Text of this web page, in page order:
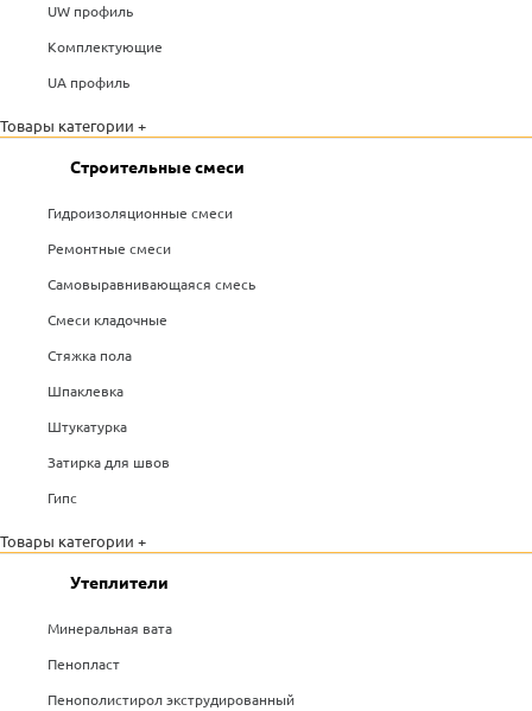
UW профиль
Комплектующие
UA профиль
Товары категории +
Строительные смеси
Гидроизоляционные смеси
Ремонтные смеси
Самовыравнивающаяся смесь
Смеси кладочные
Стяжка пола
Шпаклевка
Штукатурка
Затирка для швов
Гипс
Товары категории +
Утеплители
Минеральная вата
Пенопласт
Пенополистирол экструдированный